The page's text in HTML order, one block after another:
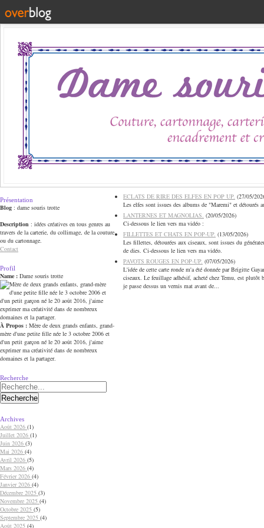
Présentation
Blog : dame souris trotte
Description : idées créatives en tous genres au
travers de la carterie, du collimage, de la couture
ou du cartonnage.
Contact
Profil
Name : Dame souris trotte
À Propos : Mère de deux grands enfants, grand-
mère d'une petite fille née le 3 octobre 2006 et
d'un petit garçon né le 20 août 2016, j'aime
exprimer ma créativité dans de nombreux
domaines et la partager.
Recherche
Archives
Août 2026 (1)
Juillet 2026 (1)
Juin 2026 (3)
Mai 2026 (4)
Avril 2026 (5)
Mars 2026 (4)
Février 2026 (4)
Janvier 2026 (4)
Décembre 2025 (3)
Novembre 2025 (4)
Octobre 2025 (5)
Septembre 2025 (4)
Août 2025 (4)
ECLATS DE RIRE DES ELFES EN POP UP. (27/05/
Les elfes sont issues des albums de "Maremi" et détourés
LANTERNES ET MAGNOLIAS. (20/05/2026)
Ci-dessous le lien vers ma vidéo :
FILLETTES ET CHATS EN POP-UP. (13/05/2026)
Les fillettes, détourées aux ciseaux, sont issues du
de dies. Ci-dessous le lien vers ma vidéo.
PAVOTS ROUGES EN POP-UP. (07/05/2026)
L'idée de cette carte ronde m'a été donnée par Brigitte
ciseaux. Le feuillage adhésif, acheté chez Temu, est
je passe dessus un vernis mat avant de...